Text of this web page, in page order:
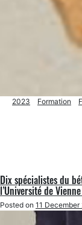
2023 Formation
Dix spécialistes du
l’Université de
Posted on 11 December